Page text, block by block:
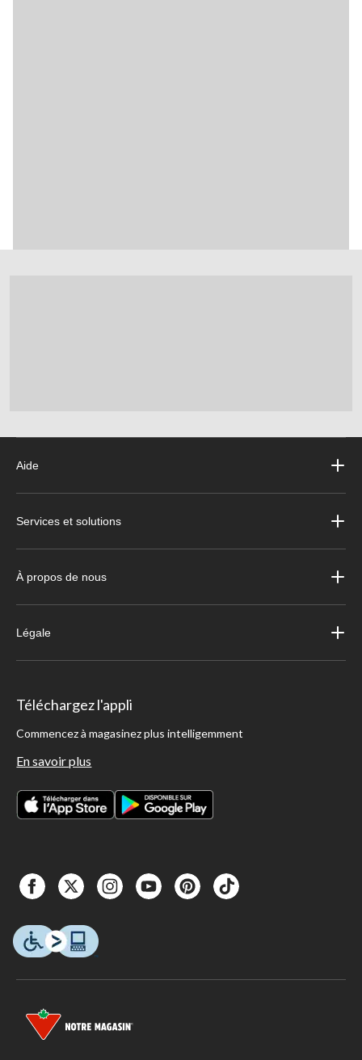
Aide
Services et solutions
À propos de nous
Légale
Téléchargez l'appli
Commencez à magasinez plus intelligemment
En savoir plus